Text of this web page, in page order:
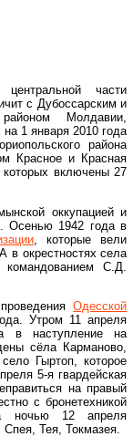
части
с Дубоссарским и
районом Молдавии,
1 января 2010 года
района
Красное и Красная
которых включены 27
оккупацией и
Осенью 1942 года в
, которые вели
в окрестностях села
С.Д.
Одесской
Утром 11 апреля
в наступление на
сёла Карманово,
Гыртоп, которое
5-я гвардейская
на правый
с бронетехникой
ночью 12 апреля
Тея, Токмазея.